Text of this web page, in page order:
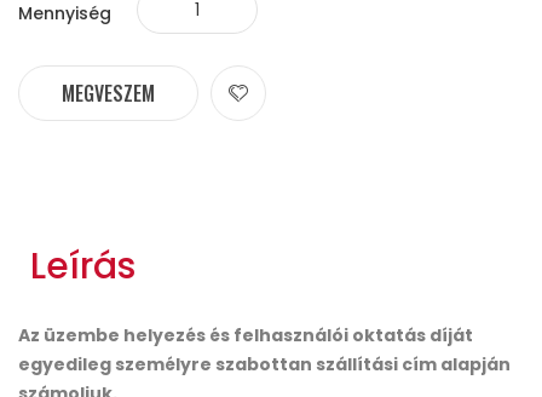
Mennyiség
MEGVESZEM
Leírás
Az üzembe helyezés és felhasználói oktatás díját
egyedileg személyre szabottan szállítási cím alapján